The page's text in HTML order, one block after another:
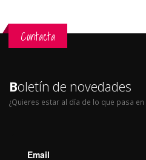
Contacta
Boletín de novedades
¿Quieres estar al día de lo que pasa en